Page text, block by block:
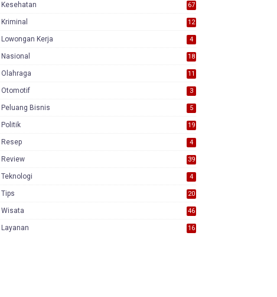
Kesehatan 67
Kriminal 12
Lowongan Kerja 4
Nasional
18
Olahraga 11
Otomotif 3
Peluang Bisnis 5
Politik 19
Resep 4
Review
39
Teknologi 4
Tips 20
Wisata 46
Layanan 16